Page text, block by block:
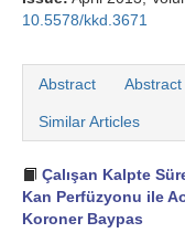
10.5578/kkd.3671
Abstract
Similar Articles
Çalışan Kalpte
Kan Perfüzyonu ile
Koroner Baypas